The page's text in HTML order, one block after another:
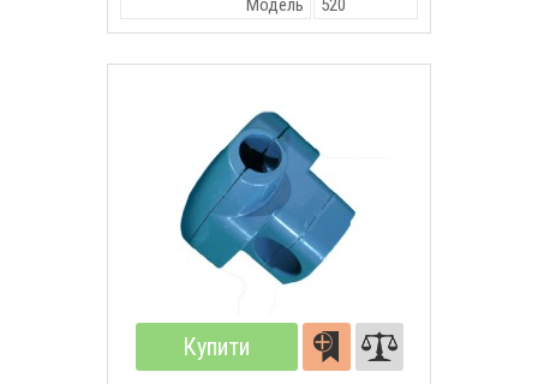
Модель
520
Купити